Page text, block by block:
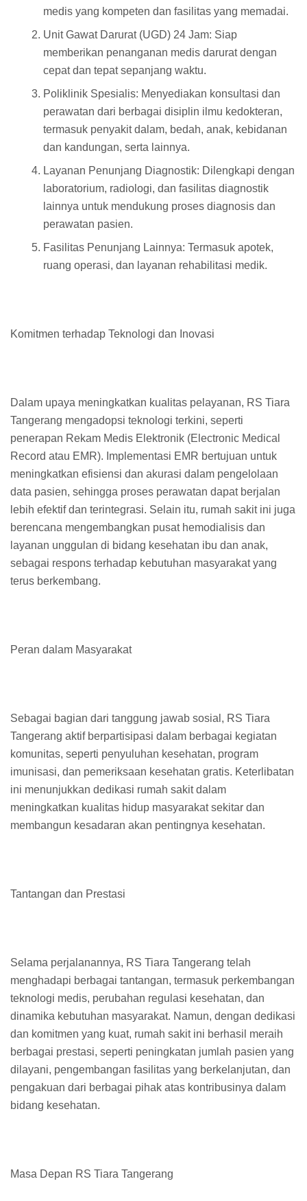
medis yang kompeten dan fasilitas yang memadai.
Unit Gawat Darurat (UGD) 24 Jam: Siap
memberikan penanganan medis darurat dengan
cepat dan tepat sepanjang waktu.
Poliklinik Spesialis: Menyediakan konsultasi dan
perawatan dari berbagai disiplin ilmu kedokteran,
termasuk penyakit dalam, bedah, anak, kebidanan
dan kandungan, serta lainnya.
Layanan Penunjang Diagnostik: Dilengkapi dengan
laboratorium, radiologi, dan fasilitas diagnostik
lainnya untuk mendukung proses diagnosis dan
perawatan pasien.
Fasilitas Penunjang Lainnya: Termasuk apotek,
ruang operasi, dan layanan rehabilitasi medik.
Komitmen terhadap Teknologi dan Inovasi
Dalam upaya meningkatkan kualitas pelayanan, RS Tiara
Tangerang mengadopsi teknologi terkini, seperti
penerapan Rekam Medis Elektronik (Electronic Medical
Record atau EMR). Implementasi EMR bertujuan untuk
meningkatkan efisiensi dan akurasi dalam pengelolaan
data pasien, sehingga proses perawatan dapat berjalan
lebih efektif dan terintegrasi. Selain itu, rumah sakit ini juga
berencana mengembangkan pusat hemodialisis dan
layanan unggulan di bidang kesehatan ibu dan anak,
sebagai respons terhadap kebutuhan masyarakat yang
terus berkembang.
Peran dalam Masyarakat
Sebagai bagian dari tanggung jawab sosial, RS Tiara
Tangerang aktif berpartisipasi dalam berbagai kegiatan
komunitas, seperti penyuluhan kesehatan, program
imunisasi, dan pemeriksaan kesehatan gratis. Keterlibatan
ini menunjukkan dedikasi rumah sakit dalam
meningkatkan kualitas hidup masyarakat sekitar dan
membangun kesadaran akan pentingnya kesehatan.
Tantangan dan Prestasi
Selama perjalanannya, RS Tiara Tangerang telah
menghadapi berbagai tantangan, termasuk perkembangan
teknologi medis, perubahan regulasi kesehatan, dan
dinamika kebutuhan masyarakat. Namun, dengan dedikasi
dan komitmen yang kuat, rumah sakit ini berhasil meraih
berbagai prestasi, seperti peningkatan jumlah pasien yang
dilayani, pengembangan fasilitas yang berkelanjutan, dan
pengakuan dari berbagai pihak atas kontribusinya dalam
bidang kesehatan.
Masa Depan RS Tiara Tangerang